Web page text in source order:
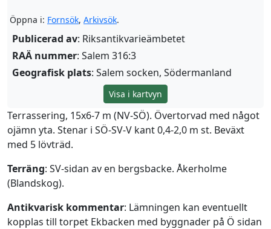
Öppna i: Fornsök, Arkivsök.
Publicerad av: Riksantikvarieämbetet
RAÄ nummer: Salem 316:3
Geografisk plats: Salem socken, Södermanland
Visa i kartvyn
Terrassering, 15x6-7 m (NV-SÖ). Övertorvad med något
ojämn yta. Stenar i SÖ-SV-V kant 0,4-2,0 m st. Beväxt
med 5 lövträd.
Terräng: SV-sidan av en bergsbacke. Åkerholme
(Blandskog).
Antikvarisk kommentar: Lämningen kan eventuellt
kopplas till torpet Ekbacken med byggnader på Ö sidan